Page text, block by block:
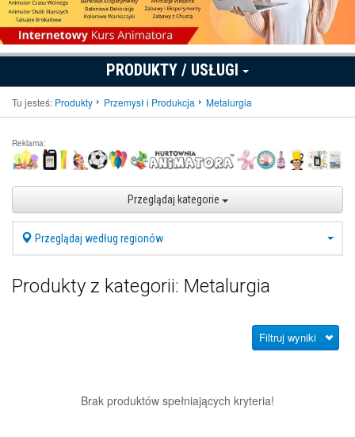
PRODUKTY / USŁUGI
Tu jesteś: Produkty Przemysł i Produkcja Metalurgia
Reklama:
Przeglądaj kategorie
Przeglądaj według regionów
Produkty z kategorii: Metalurgia
Filtruj wyniki
Brak produktów spełniających kryteria!